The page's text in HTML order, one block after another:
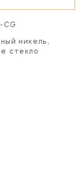
CG
никель,
стекло